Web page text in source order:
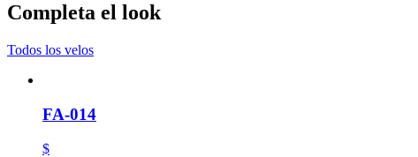
Completa el look
Todos los velos
FA-014
$